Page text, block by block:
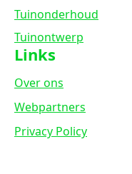
Tuinonderhoud
Tuinontwerp
Links
Over ons
Webpartners
Privacy Policy